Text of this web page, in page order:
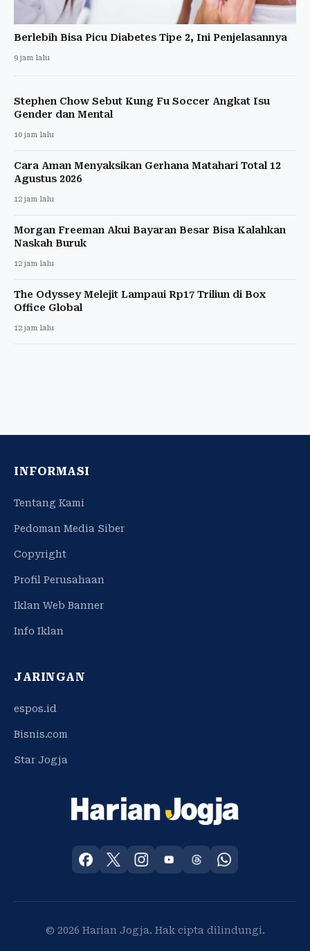
Berlebih Bisa Picu Diabetes Tipe 2, Ini Penjelasannya
9 jam lalu
Stephen Chow Sebut Kung Fu Soccer Angkat Isu
Gender dan Mental
10 jam lalu
Cara Aman Menyaksikan Gerhana Matahari Total 12
Agustus 2026
12 jam lalu
Morgan Freeman Akui Bayaran Besar Bisa Kalahkan
Naskah Buruk
12 jam lalu
The Odyssey Melejit Lampaui Rp17 Triliun di Box
Office Global
12 jam lalu
INFORMASI
Tentang Kami
Pedoman Media Siber
Copyright
Profil Perusahaan
Iklan Web Banner
Info Iklan
JARINGAN
espos.id
Bisnis.com
Star Jogja
© 2026 Harian Jogja. Hak cipta dilindungi.